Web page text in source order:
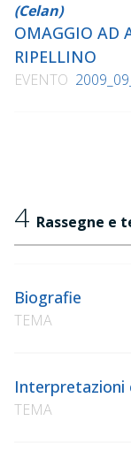
(Celan)
OMAGGIO AD
RIPELLINO
EVENTO
4 Rassegne e
Biografie
TEMA
Interpretazioni
TEMA